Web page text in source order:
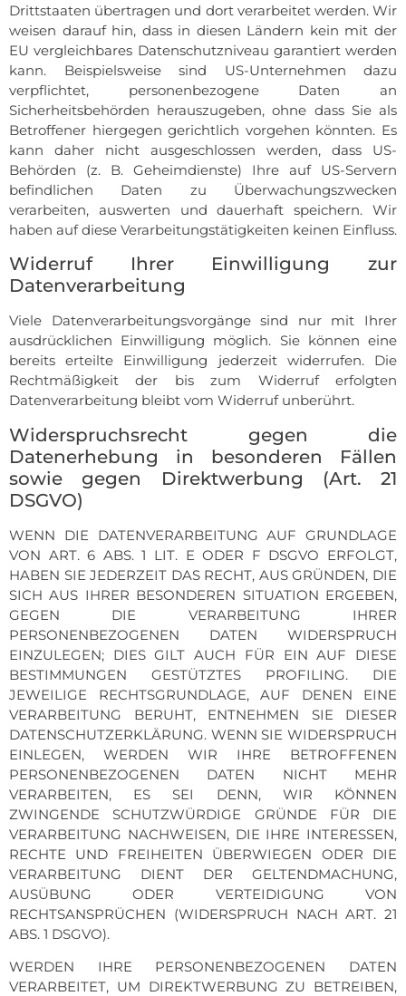
Drittstaaten übertragen und dort verarbeitet werden. Wir
weisen darauf hin, dass in diesen Ländern kein mit der
EU vergleichbares Datenschutzniveau garantiert werden
kann. Beispielsweise sind US-Unternehmen dazu
verpflichtet, personenbezogene Daten an
Sicherheitsbehörden herauszugeben, ohne dass Sie als
Betroffener hiergegen gerichtlich vorgehen könnten. Es
kann daher nicht ausgeschlossen werden, dass US-
Behörden (z. B. Geheimdienste) Ihre auf US-Servern
befindlichen Daten zu Überwachungszwecken
verarbeiten, auswerten und dauerhaft speichern. Wir
haben auf diese Verarbeitungstätigkeiten keinen Einfluss.
Widerruf Ihrer Einwilligung zur
Datenverarbeitung
Viele Datenverarbeitungsvorgänge sind nur mit Ihrer
ausdrücklichen Einwilligung möglich. Sie können eine
bereits erteilte Einwilligung jederzeit widerrufen. Die
Rechtmäßigkeit der bis zum Widerruf erfolgten
Datenverarbeitung bleibt vom Widerruf unberührt.
Widerspruchsrecht gegen die
Datenerhebung in besonderen Fällen
sowie gegen Direktwerbung (Art. 21
DSGVO)
WENN DIE DATENVERARBEITUNG AUF GRUNDLAGE
VON ART. 6 ABS. 1 LIT. E ODER F DSGVO ERFOLGT,
HABEN SIE JEDERZEIT DAS RECHT, AUS GRÜNDEN, DIE
SICH AUS IHRER BESONDEREN SITUATION ERGEBEN,
GEGEN DIE VERARBEITUNG IHRER
PERSONENBEZOGENEN DATEN WIDERSPRUCH
EINZULEGEN; DIES GILT AUCH FÜR EIN AUF DIESE
BESTIMMUNGEN GESTÜTZTES PROFILING. DIE
JEWEILIGE RECHTSGRUNDLAGE, AUF DENEN EINE
VERARBEITUNG BERUHT, ENTNEHMEN SIE DIESER
DATENSCHUTZERKLÄRUNG. WENN SIE WIDERSPRUCH
EINLEGEN, WERDEN WIR IHRE BETROFFENEN
PERSONENBEZOGENEN DATEN NICHT MEHR
VERARBEITEN, ES SEI DENN, WIR KÖNNEN
ZWINGENDE SCHUTZWÜRDIGE GRÜNDE FÜR DIE
VERARBEITUNG NACHWEISEN, DIE IHRE INTERESSEN,
RECHTE UND FREIHEITEN ÜBERWIEGEN ODER DIE
VERARBEITUNG DIENT DER GELTENDMACHUNG,
AUSÜBUNG ODER VERTEIDIGUNG VON
RECHTSANSPRÜCHEN (WIDERSPRUCH NACH ART. 21
ABS. 1 DSGVO).
WERDEN IHRE PERSONENBEZOGENEN DATEN
VERARBEITET, UM DIREKTWERBUNG ZU BETREIBEN,